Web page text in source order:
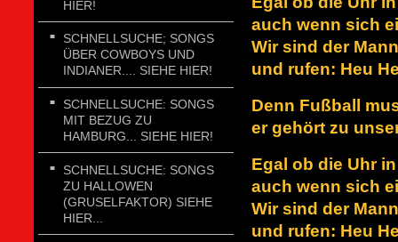
HIER!
SCHNELLSUCHE; SONGS
ÜBER COWBOYS UND
INDIANER.... SIEHE HIER!
SCHNELLSUCHE: SONGS
MIT BEZUG ZU
HAMBURG... SIEHE HIER!
SCHNELLSUCHE: SONGS
ZU HALLOWEN
(GRUSELFAKTOR) SIEHE
HIER...
auch wenn sich
Wir sind der
und rufen: Heu
Denn Fußball
er gehört zu
Egal ob die Uhr
auch wenn sich
Wir sind der
und rufen: Heu